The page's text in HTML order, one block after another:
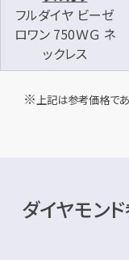
フルダイヤ ビーゼ
ロワン 750ＷＧ ネ
ックレス
上記は参考価格であ
ダイヤモン